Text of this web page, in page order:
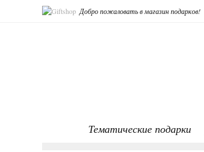
Добро пожаловать в магазин подарков!
Тематические подарки